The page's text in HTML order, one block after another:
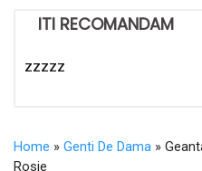
ITI RECOMANDAM
zzzzz
Home » Genti De Dama »
Rosie